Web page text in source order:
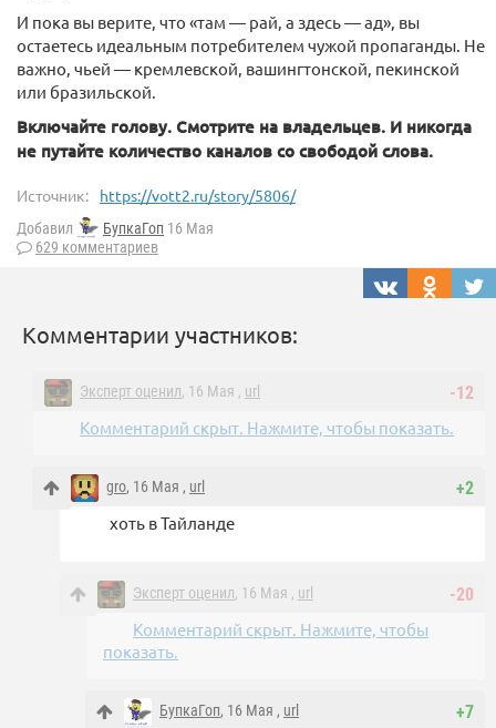
И пока вы верите, что «там — рай, а здесь — ад», вы
остаетесь идеальным потребителем чужой пропаганды. Не
важно, чьей — кремлевской, вашингтонской, пекинской
или бразильской.
Включайте голову. Смотрите на владельцев. И никогда
не путайте количество каналов со свободой слова.
Источник: https://vott2.ru/story/5806/
Добавил БупкаГоп 16 Мая
629 комментариев
Комментарии участников:
-12
Эксперт оценил, 16 Мая , url
Комментарий скрыт. Нажмите, чтобы показать.
+2
gro, 16 Мая , url
хоть в Тайланде
-20
Эксперт оценил, 16 Мая , url
Комментарий скрыт. Нажмите, чтобы
показать.
+7
БупкаГоп, 16 Мая , url